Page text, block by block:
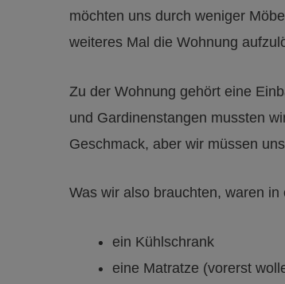
möchten uns durch weniger
weiteres Mal die Wohnung
Zu der Wohnung gehört eine
und Gardinenstangen mussten
Geschmack, aber wir müssen
Was wir also brauchten, waren
ein Kühlschrank
eine Matratze (vorerst